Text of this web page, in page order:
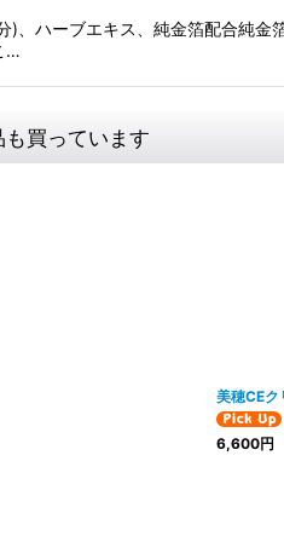
)、ハーブエキス、純金箔配合純
…
買っています
美穂CE
6,600円